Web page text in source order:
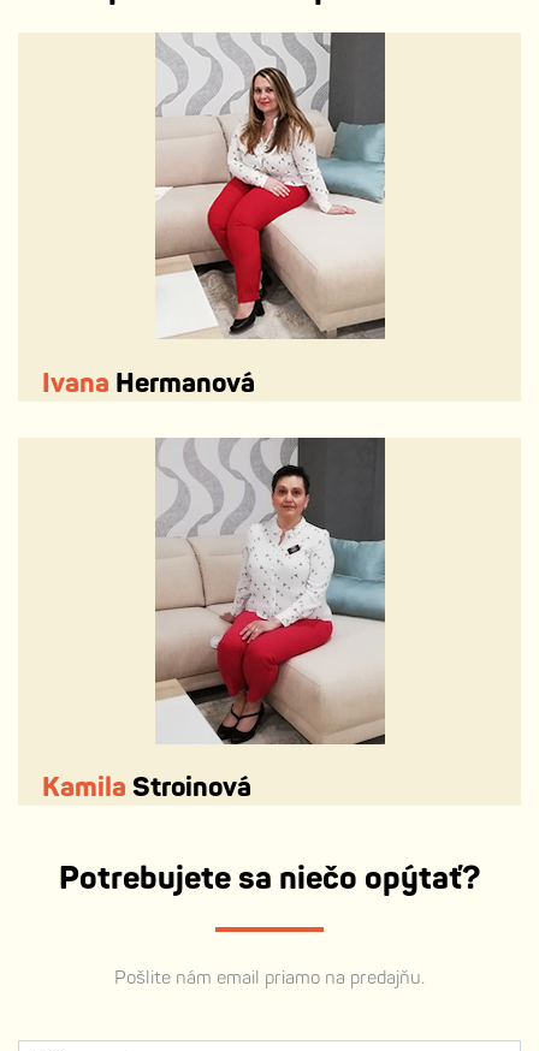
Ivana Hermanová
Kamila Stroinová
Potrebujete sa niečo opýtať?
Pošlite nám email priamo na predajňu.